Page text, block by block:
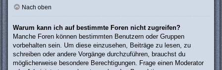
Nach oben
Warum kann ich auf bestimmte Foren nicht zugreifen?
Manche Foren können bestimmten Benutzern oder Gruppen
vorbehalten sein. Um diese einzusehen, Beiträge zu lesen, zu
schreiben oder andere Vorgänge durchzuführen, brauchst du
möglicherweise besondere Berechtigungen. Frage einen Moderator